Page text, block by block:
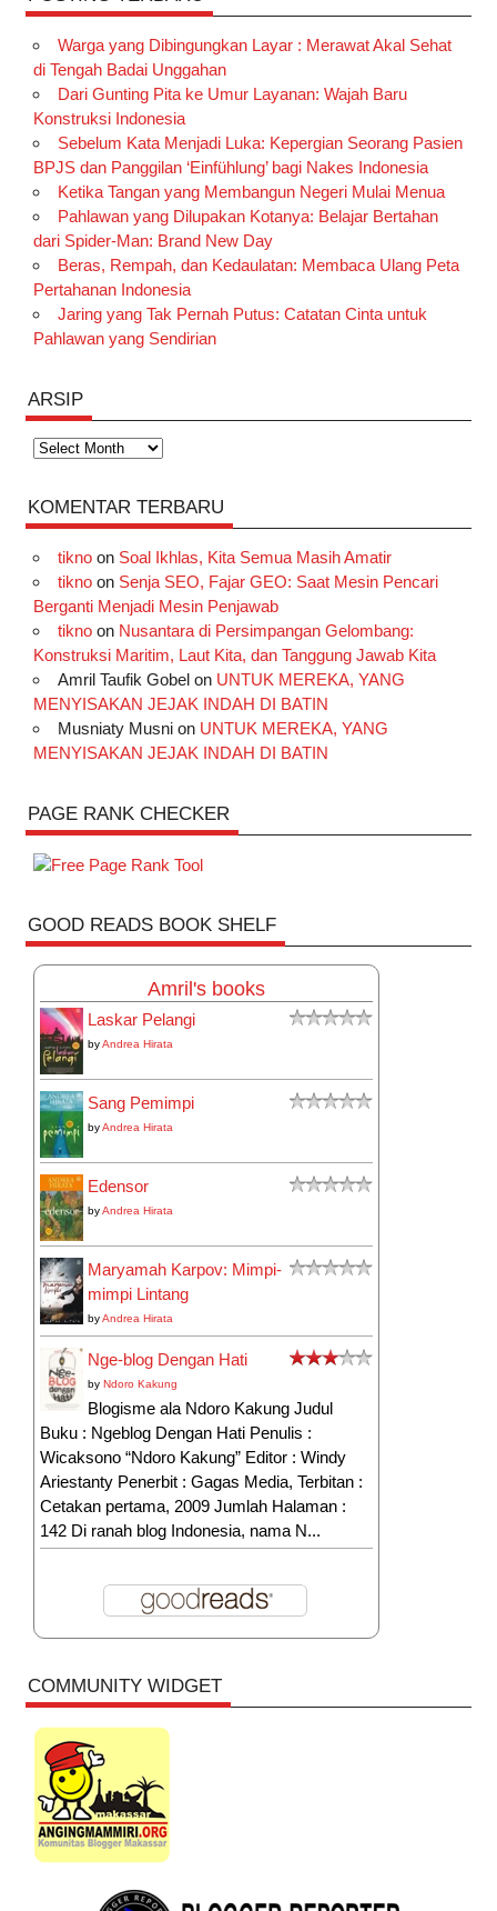
Warga yang Dibingungkan Layar : Merawat Akal Sehat
di Tengah Badai Unggahan
Dari Gunting Pita ke Umur Layanan: Wajah Baru
Konstruksi Indonesia
Sebelum Kata Menjadi Luka: Kepergian Seorang Pasien
BPJS dan Panggilan ‘Einfühlung’ bagi Nakes Indonesia
Ketika Tangan yang Membangun Negeri Mulai Menua
Pahlawan yang Dilupakan Kotanya: Belajar Bertahan
dari Spider-Man: Brand New Day
Beras, Rempah, dan Kedaulatan: Membaca Ulang Peta
Pertahanan Indonesia
Jaring yang Tak Pernah Putus: Catatan Cinta untuk
Pahlawan yang Sendirian
ARSIP
Arsip
KOMENTAR TERBARU
tiknoon Soal Ikhlas, Kita Semua Masih Amatir
tiknoon Senja SEO, Fajar GEO: Saat Mesin Pencari
Berganti Menjadi Mesin Penjawab
tiknoon Nusantara di Persimpangan Gelombang:
Konstruksi Maritim, Laut Kita, dan Tanggung Jawab Kita
Amril Taufik Gobel on UNTUK MEREKA, YANG
MENYISAKAN JEJAK INDAH DI BATIN
Musniaty Musnion UNTUK MEREKA, YANG
MENYISAKAN JEJAK INDAH DI BATIN
PAGE RANK CHECKER
GOOD READS BOOK SHELF
Amril's books
Laskar Pelangi
byAndrea Hirata
Sang Pemimpi
byAndrea Hirata
Edensor
byAndrea Hirata
Maryamah Karpov: Mimpi-
mimpi Lintang
byAndrea Hirata
Nge-blog Dengan Hati
byNdoro Kakung
Blogisme ala Ndoro Kakung Judul
Buku : Ngeblog Dengan Hati Penulis :
Wicaksono “Ndoro Kakung” Editor : Windy
Ariestanty Penerbit : Gagas Media, Terbitan :
Cetakan pertama, 2009 Jumlah Halaman :
142 Di ranah blog Indonesia, nama N...
COMMUNITY WIDGET